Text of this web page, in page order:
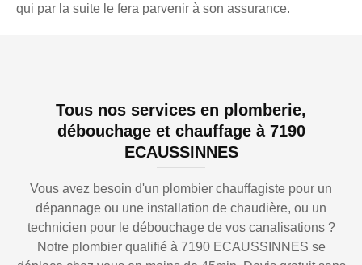
qui par la suite le fera parvenir à son assurance.
Tous nos services en plomberie,
débouchage et chauffage à 7190
ECAUSSINNES
Vous avez besoin d'un plombier chauffagiste pour un
dépannage ou une installation de chaudière, ou un
technicien pour le débouchage de vos canalisations ?
Notre plombier qualifié à 7190 ECAUSSINNES se